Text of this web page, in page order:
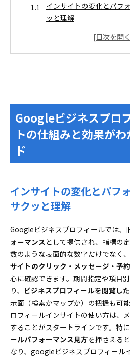
インサイトの変化とパフ
ッと理解
Googleビジネスプロフィ
るべきメニューまとめ
Googleマップアプリでの
ィールインサイト操作ガ
パフォーマンス指標でGoogle
ユーザーの行動指標をど
ユーザー検索語句の見つ
用法
こなすプロの知恵
消えた区分も怖くない！
テクニック
写真や閲覧数の評価基準
ビジネスプロフィールイ
実務で迷わないための旧
Googleビジネスプロフィー
表示されない時はコレで解決！
権限や設定に潜む落とし
方法
Googleビジネスプロ
トの仕組みと効果が
ド
インサイトの変化とパフ
サクッと理解
Googleビジネスプロフィールでは、
ォーマンスとして提供され、指標の
数のような表面的な数字だけでなく、
サイトのクリック・メッセージ・予約
心に確認できます。期間指定や項目
り、 ビジネスプロフィールを閲覧し
示面（検索かマップか）の把握も可
ロフィールインサイトの使い方は、
することがスタートラインです。特に
ールパフォーマンス見方を押さえる
なり、googleビジネスプロフィール